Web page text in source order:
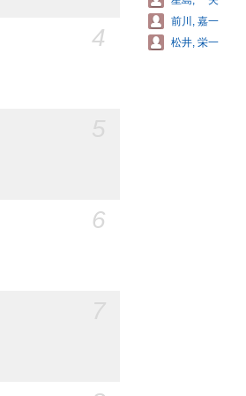
4
6
前川, 嘉一
松井, 栄一